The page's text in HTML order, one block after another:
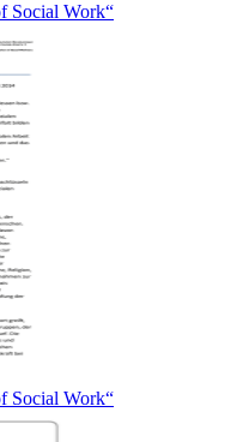
Social Work“
Social Work“